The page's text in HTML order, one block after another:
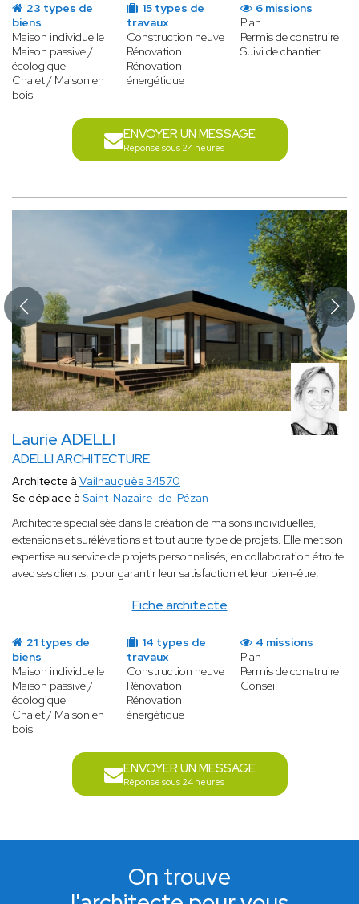
23 types de
biens
Maison individuelle
Maison passive /
écologique
Chalet / Maison en
bois
15 types de
travaux
Construction neuve
Rénovation
Rénovation
énergétique
6 missions
Plan
Permis de construire
Suivi de chantier
ENVOYER UN MESSAGE
Réponse sous 24 heures
Laurie ADELLI
ADELLI ARCHITECTURE
Fiche architecte
Architecte à Vailhauquès 34570
Se déplace à Saint-Nazaire-de-Pézan
Architecte spécialisée dans la création de maisons individuelles,
extensions et surélévations et tout autre type de projets. Elle met son
expertise au service de projets personnalisés, en collaboration étroite
avec ses clients, pour garantir leur satisfaction et leur bien-être.
21 types de
biens
Maison individuelle
Maison passive /
écologique
Chalet / Maison en
bois
14 types de
travaux
Construction neuve
Rénovation
Rénovation
énergétique
4 missions
Plan
Permis de construire
Conseil
ENVOYER UN MESSAGE
Réponse sous 24 heures
On trouve